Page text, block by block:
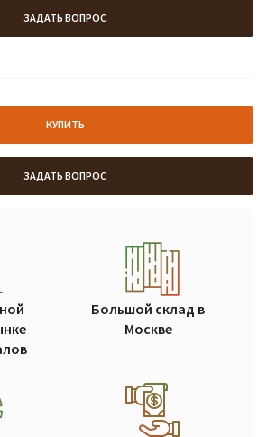
ЗАДАТЬ ВОПРОС
КУПИТЬ
ЗАДАТЬ ВОПРОС
Большой склад в
Москве